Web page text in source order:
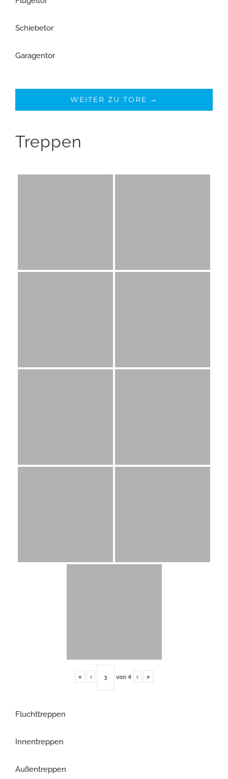
Schiebetor
Garagentor
WEITER ZU TORE →
Treppen
« ‹ von4 › »
Fluchttreppen
Innentreppen
Außentreppen